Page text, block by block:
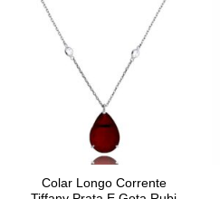
Colar Longo Corrente